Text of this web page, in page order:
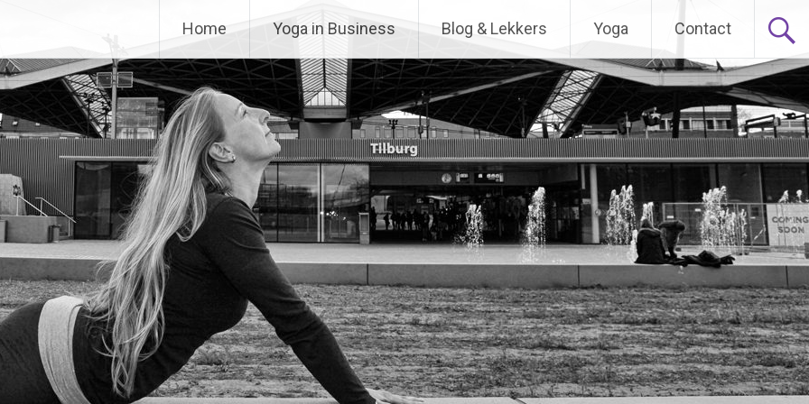
Home Yoga in Business Blog & Lekkers Yoga Contact